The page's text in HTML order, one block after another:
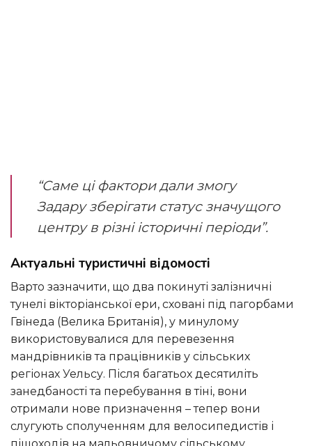
“Саме ці фактори дали змогу
Задару зберігати статус значущого
центру в різні історичні періоди”.
Актуальні туристичні відомості
Варто зазначити, що два покинуті залізничні
тунелі вікторіанської ери, сховані під пагорбами
Гвінеда (Велика Британія), у минулому
використовувалися для перевезення
мандрівників та працівників у сільських
регіонах Уельсу. Після багатьох десятиліть
занедбаності та перебування в тіні, вони
отримали нове призначення – тепер вони
слугують сполученням для велосипедистів і